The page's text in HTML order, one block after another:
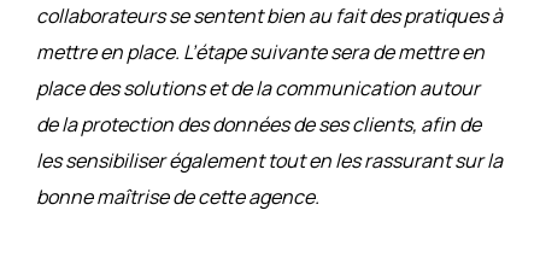
collaborateurs se sentent bien au fait des pratiques à
mettre en place. L’étape suivante sera de mettre en
place des solutions et de la communication autour
de la protection des données de ses clients, afin de
les sensibiliser également tout en les rassurant sur la
bonne maîtrise de cette agence.